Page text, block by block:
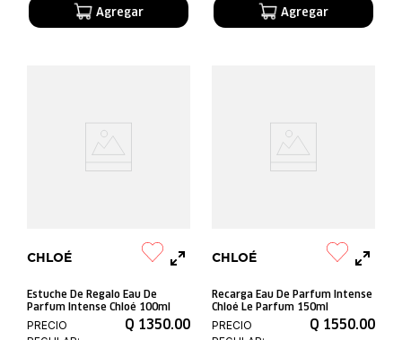
CHLOÉ
Estuche De Regalo Eau De
Parfum Intense Chloé 100ml
PRECIO
Q 1350.00
CHLOÉ
Recarga Eau De Parfum Intense
Chloé Le Parfum 150ml
PRECIO
Q 1550.00